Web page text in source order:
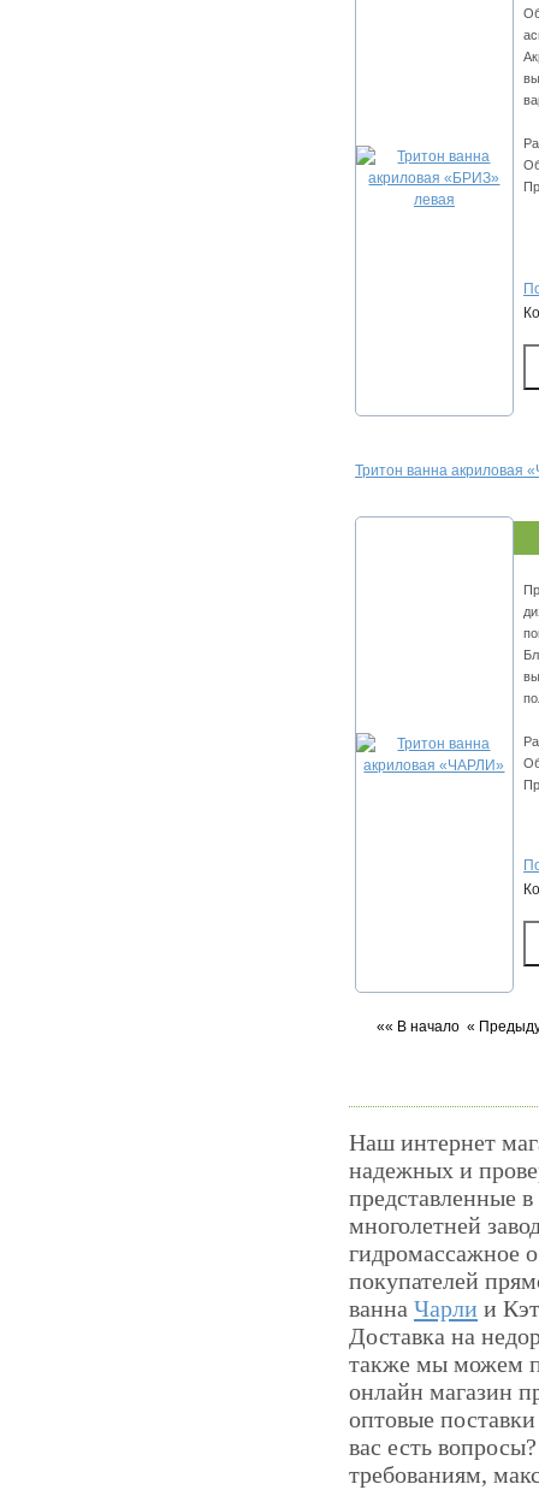
Тритон ванна акриловая
«« В начало «
Наш интернет
надежных и
представленные
многолетней
гидромассажное
покупателей
ванна Чарли и
Доставка на
также мы можем
онлайн магазин
оптовые
вас есть
требованиям,